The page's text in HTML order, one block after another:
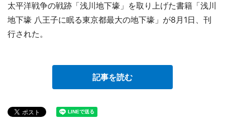
太平洋戦争の戦跡「浅川地下壕」を取り上げた書籍「浅川
地下壕 八王子に眠る東京都最大の地下壕」が8月1日、刊
行された。
記事を読む